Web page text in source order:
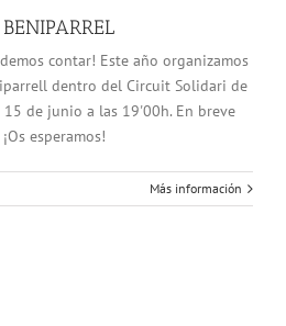
contar! Este año organizamos
dentro del Circuit Solidari de
15 de junio a las 19'00h. En breve
esperamos!
Más información